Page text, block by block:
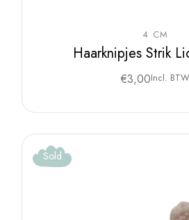
4 CM
Haarknipjes Strik
€3,00Incl. BTW
Sold